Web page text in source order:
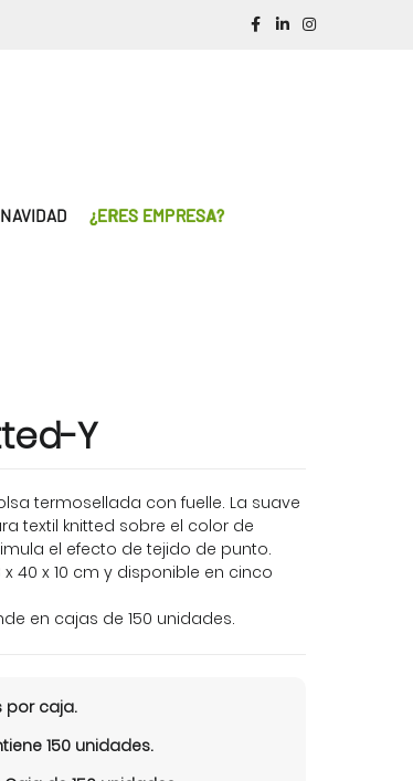
NAVIDAD ¿ERES EMPRESA?
Y
termosellada con fuelle. La suave
textil knitted sobre el color de
el efecto de tejido de punto.
40 x 10 cm y disponible en cinco
en cajas de 150 unidades.
por caja.
150 unidades.